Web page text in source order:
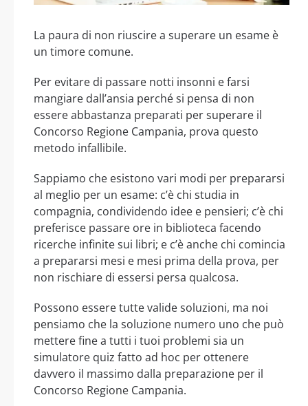
La paura di non riuscire a superare un esame è
un timore comune.
Per evitare di passare notti insonni e farsi
mangiare dall’ansia perché si pensa di non
essere abbastanza preparati per superare il
Concorso Regione Campania, prova questo
metodo infallibile.
Sappiamo che esistono vari modi per prepararsi
al meglio per un esame: c’è chi studia in
compagnia, condividendo idee e pensieri; c’è chi
preferisce passare ore in biblioteca facendo
ricerche infinite sui libri; e c’è anche chi comincia
a prepararsi mesi e mesi prima della prova, per
non rischiare di essersi persa qualcosa.
Possono essere tutte valide soluzioni, ma noi
pensiamo che la soluzione numero uno che può
mettere fine a tutti i tuoi problemi sia un
simulatore quiz fatto ad hoc per ottenere
davvero il massimo dalla preparazione per il
Concorso Regione Campania.